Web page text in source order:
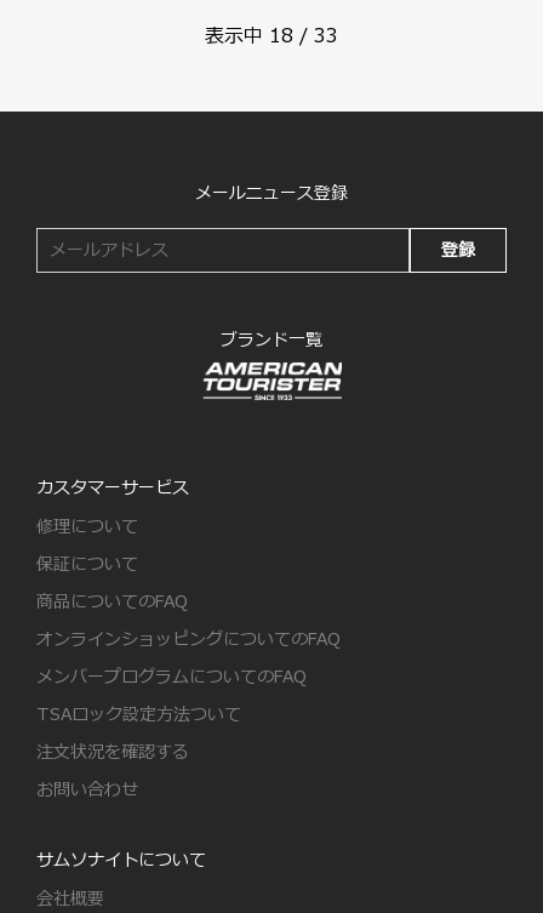
表示中 18 / 33
メールニュース登録
登録
ブランド一覧
カスタマーサービス
修理について
保証について
商品についてのFAQ
オンラインショッピングについてのFAQ
メンバープログラムについてのFAQ
TSAロック設定方法ついて
注文状況を確認する
お問い合わせ
サムソナイトについて
会社概要